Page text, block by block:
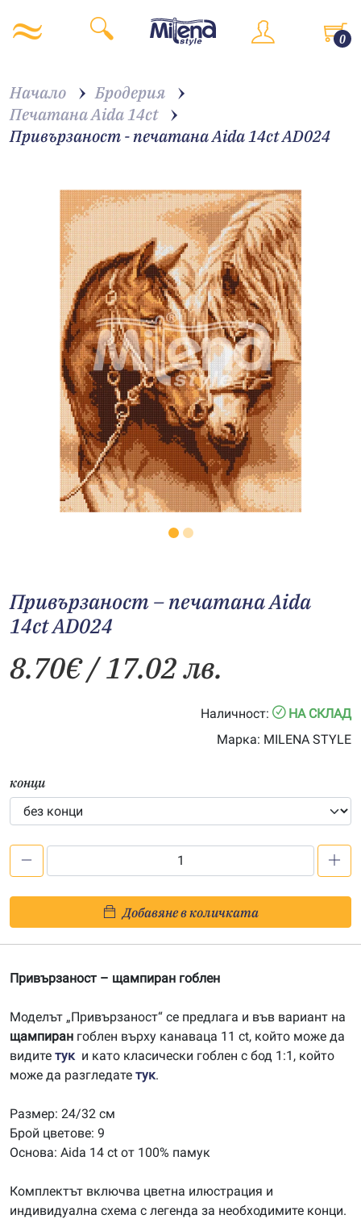
0
Начало
Бродерия
Печатана Aida 14ct
Привързаност - печатана Aida 14ct AD024
Привързаност – печатана Aida
14ct AD024
8.70€/ 17.02 лв.
Наличност:
НА СКЛАД
Марка: MILENA STYLE
конци
Привързаност
-
печатана
14ct
Добавяне в количката
Привързаност – щампиран гоблен
Моделът „Привързаност“ се предлага и във вариант на
щампиран гоблен върху канаваца 11 ct, който може да
видите тук и като класически гоблен с бод 1:1, който
може да разгледате тук.
Размер: 24/32 см
Брой цветове: 9
Основа: Aida 14 ct от 100% памук
Комплектът включва цветна илюстрация и
индивидуална схема с легенда за необходимите конци.